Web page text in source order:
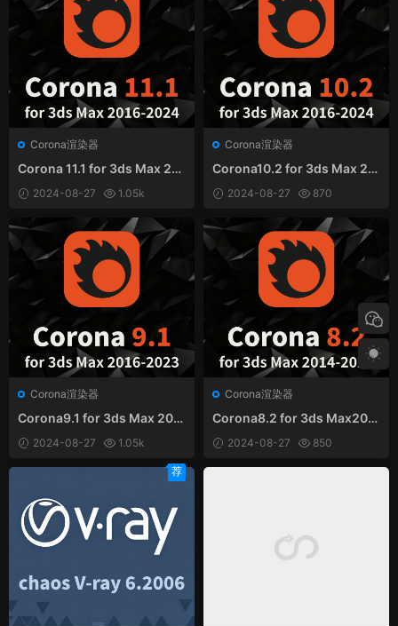
Corona渲染器
Corona 11.1 for 3ds Max 201
6-2024中英文和谐版
2024-08-27 1.05k
Corona渲染器
Corona10.2 for 3ds Max 20
16-2024中英文和谐版
2024-08-27 870
Corona渲染器
Corona9.1 for 3ds Max 201
6-2023中英文和谐版
2024-08-27 1.05k
Corona渲染器
Corona8.2 for 3ds Max201
4-2023中英文和谐版
2024-08-27 850
荐